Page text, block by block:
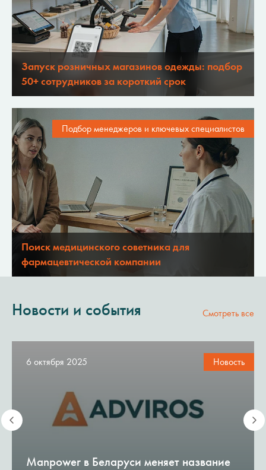
Запуск розничных магазинов одежды: подбор
50+ сотрудников за короткий срок
Подбор менеджеров и ключевых специалистов
Поиск медицинского советника для
фармацевтической компании
Новости и события Смотреть все
Новость
6 октября 2025
Manpower в Беларуси меняет название